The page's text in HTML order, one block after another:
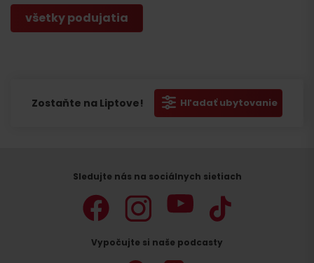
všetky podujatia
Zostaňte na Liptove! Hľadať ubytovanie
Sledujte nás na sociálnych sietiach
Vypočujte si naše podcasty